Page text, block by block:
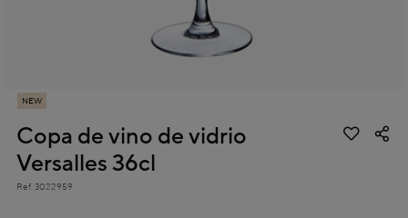
NEW
Copa de vino de vidrio
Versalles 36cl
Ref. 3022959